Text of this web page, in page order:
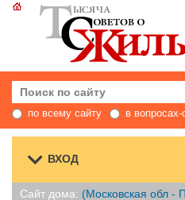
по всему сайту в вопросах-
ВХОД
Сайт дома: (Московская обл -